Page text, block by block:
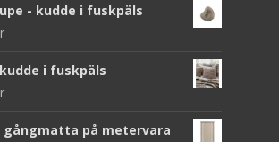
- kudde i fuskpäls
i fuskpäls
gångmatta på metervara